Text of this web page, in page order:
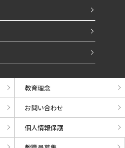
教育理念
お問い合わせ
個人情報保護